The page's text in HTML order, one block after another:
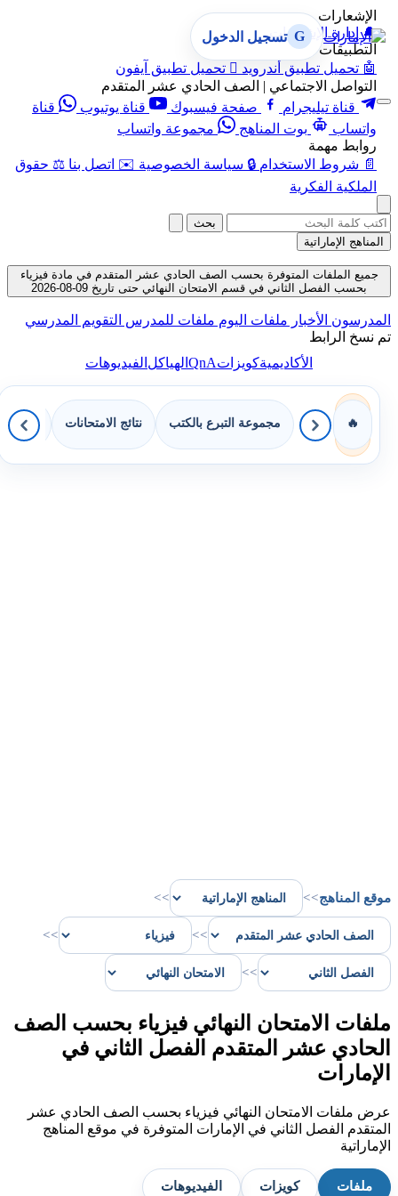
الإشعارات
🔔 إدارة الإشعارات
التطبيقات
🤖 تحميل تطبيق أندرويد  تحميل تطبيق آيفون
التواصل الاجتماعي | الصف الحادي عشر المتقدم
قناة تيليجرام
صفحة فيسبوك قناة يوتيوب
قناة
واتساب
بوت المناهج
مجموعة واتساب
روابط مهمة
📄 شروط الاستخدام 🔒 سياسة الخصوصية ✉️ اتصل بنا ⚖️ حقوق
الملكية الفكرية
G تسجيل الدخول
بحث
المناهج الإماراتية
جميع الملفات المتوفرة بحسب الصف الحادي عشر المتقدم في مادة فيزياء
بحسب الفصل الثاني في قسم الامتحان النهائي حتى تاريخ 09-08-2026
المدرسون الأخبار ملفات اليوم ملفات للمدرس التقويم المدرسي
تم نسخ الرابط
الأكاديميةكويزاتQnAالهياكلالفيديوهات
🔥 مجموعة التبرع بالكتب نتائج الامتحانات
موقع المناهج>>
>>
>>
>>
>>
ملفات الامتحان النهائي فيزياء بحسب الصف
الحادي عشر المتقدم الفصل الثاني في
الإمارات
عرض ملفات الامتحان النهائي فيزياء بحسب الصف الحادي عشر
المتقدم الفصل الثاني في الإمارات المتوفرة في موقع المناهج
الإماراتية
ملفات كويزات الفيديوهات